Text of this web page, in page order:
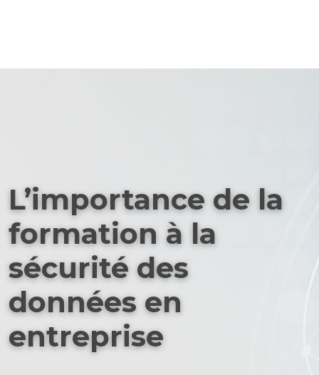
L’importance de la
formation à la
sécurité des
données en
entreprise